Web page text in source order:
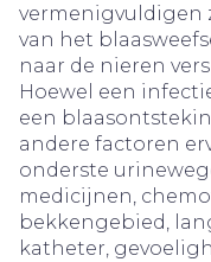
vermenigvuldigen
van het
naar de nieren
Hoewel een
een
andere factoren
onderste
medicijnen,
bekkengebied,
katheter,